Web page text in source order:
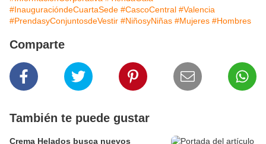
#InauguracióndeCuartaSede #CascoCentral #Valencia
#PrendasyConjuntosdeVestir #NiñosyNiñas #Mujeres #Hombres
Comparte
También te puede gustar
Crema Helados busca nuevos